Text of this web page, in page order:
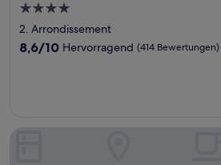
4.0-
Sterne-
Unterkunft
2. Arrondissement
8.6
8,6/10 Hervorragend (414 Bewertungen)